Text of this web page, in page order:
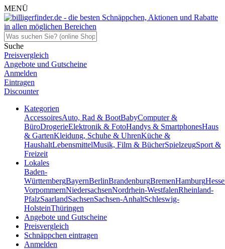
MENÜ
Suche
Preisvergleich
Angebote und Gutscheine
Anmelden
Eintragen
Discounter
Kategorien
AccessoiresAuto, Rad & BootBabyComputer &
BüroDrogerieElektronik & FotoHandys & SmartphonesHaus
& GartenKleidung, Schuhe & UhrenKüche &
HaushaltLebensmittelMusik, Film & BücherSpielzeugSport &
Freizeit
Lokales
Baden-
WürttembergBayernBerlinBrandenburgBremenHamburg
VorpommernNiedersachsenNordrhein-WestfalenRheinland-
PfalzSaarlandSachsenSachsen-AnhaltSchleswig-
HolsteinThüringen
Angebote und Gutscheine
Preisvergleich
Schnäppchen eintragen
Anmelden